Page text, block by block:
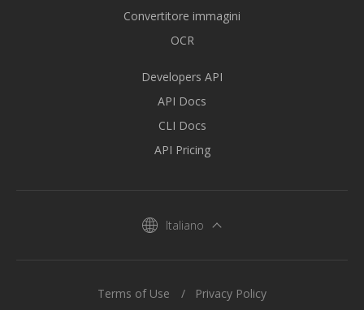
Convertitore immagini
OCR
Developers API
API Docs
CLI Docs
API Pricing
Italiano
Terms of Use Privacy Policy